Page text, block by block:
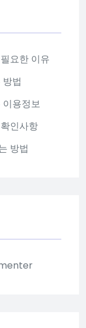
요한 이유
법
용정보
인사항
방법